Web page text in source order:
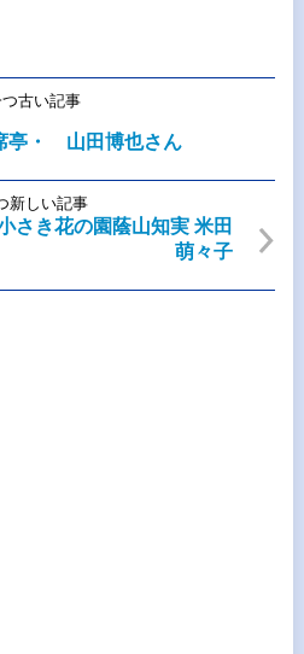
古い記事
亭・ 山田博也さん
新しい記事
さき花の園蔭山知実 米田
萌々子